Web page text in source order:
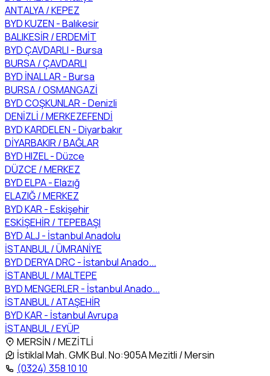
ANTALYA / KEPEZ
BYD KUZEN - Balıkesir
BALIKESİR / ERDEMİT
BYD ÇAVDARLI - Bursa
BURSA / ÇAVDARLI
BYD İNALLAR - Bursa
BURSA / OSMANGAZİ
BYD COŞKUNLAR - Denizli
DENİZLİ / MERKEZEFENDİ
BYD KARDELEN - Diyarbakır
DİYARBAKIR / BAĞLAR
BYD HIZEL - Düzce
DÜZCE / MERKEZ
BYD ELPA - Elazığ
ELAZIĞ / MERKEZ
BYD KAR - Eskişehir
ESKİŞEHİR / TEPEBAŞI
BYD ALJ - İstanbul Anadolu
İSTANBUL / ÜMRANİYE
BYD DERYA DRC - İstanbul Anado...
İSTANBUL / MALTEPE
BYD MENGERLER - İstanbul Anado...
İSTANBUL / ATAŞEHİR
BYD KAR - İstanbul Avrupa
İSTANBUL / EYÜP
MERSİN / MEZİTLİ
İstiklal Mah. GMK Bul. No:905A Mezitli / Mersin
(0324) 358 10 10